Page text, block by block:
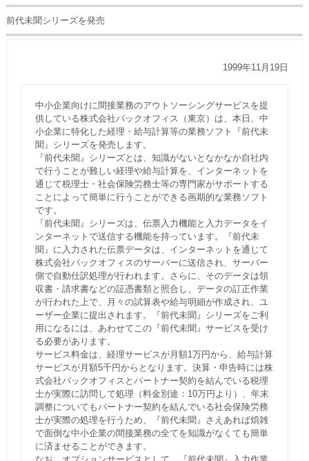
前代未聞シリーズを発売
1999年11月19日
中小企業向けに間接業務のアウトソーシングサービスを提
供している株式会社バックオフィス（東京）は、本日、中
小企業に特化した経理・給与計算等の業務ソフト『前代未
聞』シリーズを発売します。
『前代未聞』シリーズとは、知識がないとなかなか自社内
で行うことが難しい経理や給与計算を、インターネットを
通じて税理士・社会保険労務士等の専門家がサポートする
ことによって簡単に行うことができる画期的な業務ソフト
です。
『前代未聞』シリーズは、伝票入力機能と入力データをイ
ンターネットで送信する機能を持っています。『前代未
聞』に入力された伝票データは、インターネットを通じて
株式会社バックオフィスのサーバーに送信され、サーバー
側で自動仕訳処理が行われます。さらに、そのデータは領
収書・請求書などの証憑書類と照合し、データの訂正作業
が行われた上で、月々の試算表や給与明細が作成され、ユ
ーザー企業に提出されます。『前代未聞』シリーズをご利
用になるには、あわせてこの『前代未聞』サービスを受け
る必要があります。
サービス料金は、経理サービスが月額1万円から、給与計算
サービスが月額5千円からとなります。決算・申告時には株
式会社バックオフィスとパートナー契約を結んでいる税理
士が実際に訪問して処理（料金別途：10万円より）、年末
調整についてもパートナー契約を結んでいる社会保険労務
士が実際の処理を行うため、『前代未聞』さえあれば煩雑
で面倒な中小企業の間接業務の全てを知識がなくても簡単
に済ませることができます。